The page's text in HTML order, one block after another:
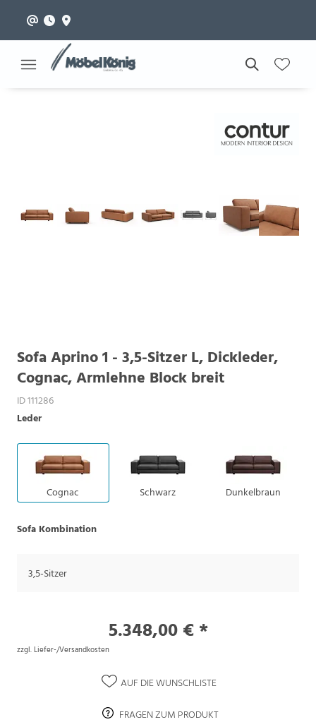
Sofa Aprino 1 - 3,5-Sitzer L, Dickleder,
Cognac, Armlehne Block breit
ID 111286
Leder
Cognac Schwarz Dunkelbraun
Sofa Kombination
3,5-Sitzer
5.348,00 € *
zzgl. Liefer-/Versandkosten
AUF DIE WUNSCHLISTE
FRAGEN ZUM PRODUKT